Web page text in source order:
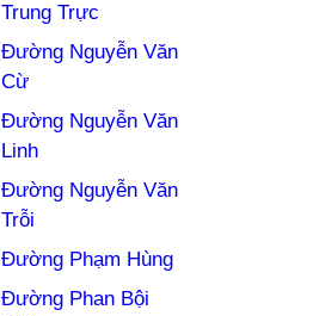
Trung Trực
Đường Nguyễn Văn
Cừ
Đường Nguyễn Văn
Linh
Đường Nguyễn Văn
Trỗi
Đường Phạm Hùng
Đường Phan Bội